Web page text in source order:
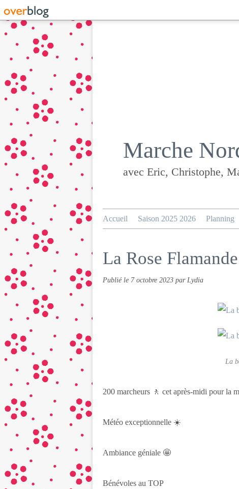
Marche
avec Eric, Christophe,
Accueil Saison 2025 2026 Planning
La Rose
Publié le 7 octobre 2023 par Lydia
La
200 marcheurs 🚶 cet après-midi pour la
Météo exceptionnelle ☀️
Ambiance géniale 🤩
Bénévoles au TOP